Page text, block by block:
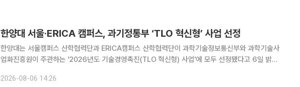
한양대 서울·ERICA 캠퍼스, 과기정통부 ‘TLO 혁신형’ 사업 선정
한양대는 서울캠퍼스 산학협력단과 ERICA캠퍼스 산학협력단이 과학기술정보통신부와 과학기술사
업화진흥원이 주관하는 '2026년도 기술경영촉진(TLO 혁신형) 사업'에 모두 선정됐다고 6일 밝혔
기술창업을 지원하고, 기관별 기술사업화 혁신모델을 구축·확산하는 사업이다
2026-08-06 14:26